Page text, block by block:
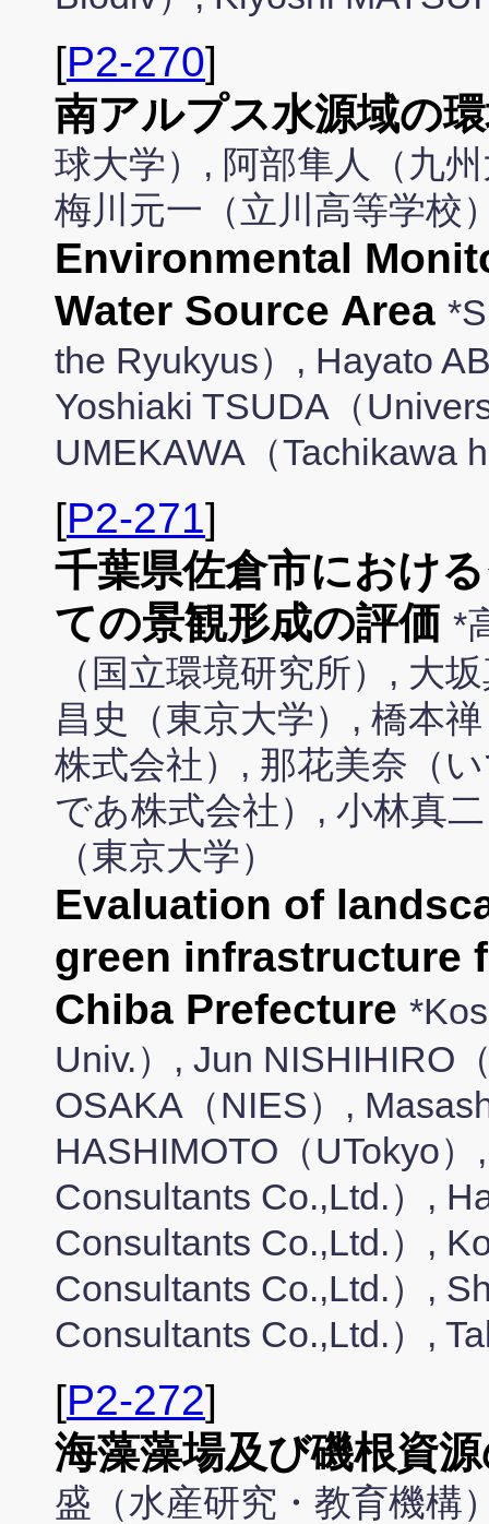
[P2-270]
南アルプス水源域の
球大学）, 阿部隼人（九
梅川元一（立川高等学校
Environmental
Water Source Area
the Ryukyus）, Hayato
Yoshiaki TSUDA（
UMEKAWA（Tachikawa
[P2-271]
千葉県佐倉市におけ
ての景観形成の評価 *
（国立環境研究所）, 大
昌史（東京大学）, 橋本
株式会社）, 那花美奈（
であ株式会社）, 小林真
（東京大学）
Evaluation of
green infrastructure
Chiba Prefecture
Univ.）, Jun NISHIHIRO
OSAKA（NIES）,
HASHIMOTO（UTokyo
Consultants Co.,Ltd.）,
Consultants Co.,Ltd.）,
Consultants Co.,Ltd.）,
Consultants Co.,Ltd.）,
[P2-272]
海藻藻場及び磯根資
盛（水産研究・教育機構